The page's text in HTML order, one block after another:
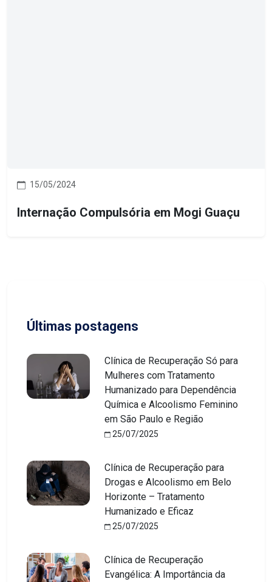
15/05/2024
Internação Compulsória em Mogi Guaçu
Últimas postagens
Clínica de Recuperação Só para
Mulheres com Tratamento
Humanizado para Dependência
Química e Alcoolismo Feminino
em São Paulo e Região
25/07/2025
Clínica de Recuperação para
Drogas e Alcoolismo em Belo
Horizonte – Tratamento
Humanizado e Eficaz
25/07/2025
Clínica de Recuperação
Evangélica: A Importância da